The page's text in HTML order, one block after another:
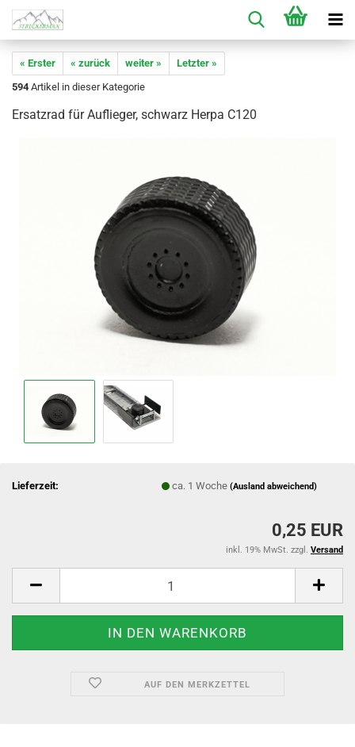
« Erster « zurück weiter »
Letzter »
594 Artikel in dieser Kategorie
Ersatzrad für Auflieger, schwarz Herpa C120
Lieferzeit: ca. 1 Woche(Ausland abweichend)
0,25 EUR
inkl. 19% MwSt. zzgl. Versand
AUF DEN MERKZETTEL